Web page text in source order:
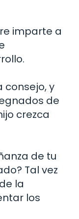
imparte a
consejo, y
de
crezca
de tu
Tal vez
la
los